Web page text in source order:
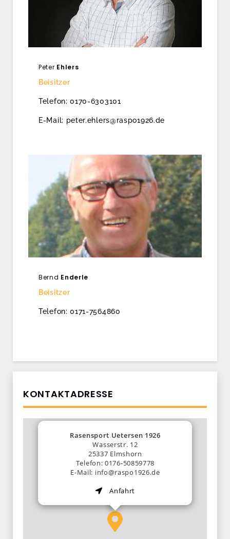
Peter Ehlers
Beisitzer
Telefon: 0170-6303101
E-Mail: peter.ehlers@raspo1926.de
Bernd Enderle
Beisitzer
Telefon: 0171-7564860
KONTAKTADRESSE
Rasensport Uetersen 1926
Wasserstr. 12
25337 Elmshorn
Telefon: 0176-50859778
E-Mail: info@raspo1926.de
Anfahrt